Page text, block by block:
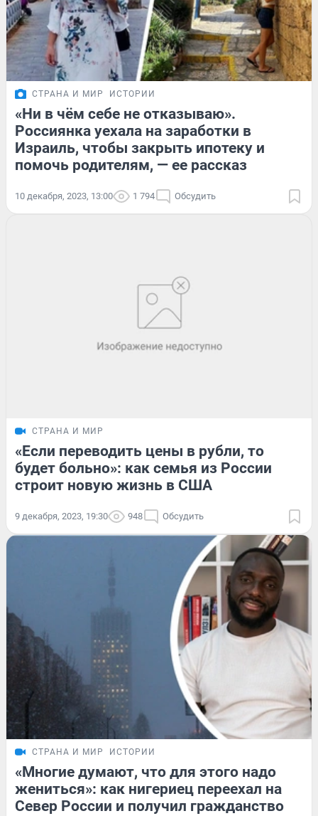
СТРАНА И МИР ИСТОРИИ
«Ни в чём себе не отказываю».
Россиянка уехала на заработки в
Израиль, чтобы закрыть ипотеку и
помочь родителям, — ее рассказ
10 декабря, 2023, 13:00 1 794 Обсудить
СТРАНА И МИР
«Если переводить цены в рубли, то
будет больно»: как семья из России
строит новую жизнь в США
9 декабря, 2023, 19:30 948 Обсудить
СТРАНА И МИР ИСТОРИИ
«Многие думают, что для этого надо
жениться»: как нигериец переехал на
Север России и получил гражданство